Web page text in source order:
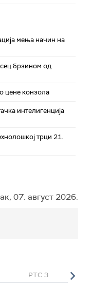
мења начин на
брзином од
цене конзола
интелигенција
трци 21.
07. август 2026.
РТС 3